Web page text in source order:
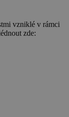
vzniklé v rámci
zde: